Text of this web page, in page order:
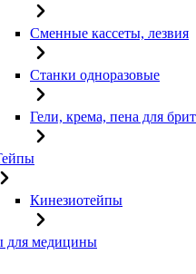
Сменные кассеты, лезвия
Станки одноразовые
Гели, крема, пена для
Кинезиотейпы
для медицины